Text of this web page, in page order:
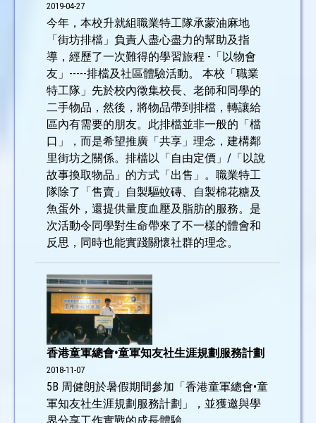
2019-04-27
今年，本校升就組職業特工隊承蒙油麻地
「街坊排檔」負責人盡心盡力的幫助及指
導，經歷了一次難得的學習旅程 -「以物會
友」-----排檔及社區體驗活動。 本校「職業
特工隊」先於校內徵集校長、老師和同學的
二手物品，然後，將物品帶到排檔，轉讓給
區內有需要的朋友。此排檔並非一般的「檔
口」，而是希望推廣「共享」理念，建構鄰
里街坊之關係。排檔以「自由定價」/「以說
故事換取物品」的方式「出售」。職業特工
隊除了「售賣」自製驅蚊磚、自製棉花糖及
魚蛋外，還提供量度血壓及脂肪的服務。是
次活動令同學對生命帶來了不一樣的體會和
反思，同時也能實踐關懷社群的理念。
香港童軍總會•童軍知友社生涯規劃服務計劃
2018-11-07
5B 周健朗於暑假期間參加「香港童軍總會•童
軍知友社生涯規劃服務計劃」，並獲邀與學